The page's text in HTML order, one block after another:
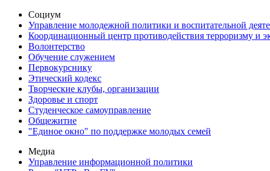
Социум
Управление молодежной политики и воспитательной
Координационный центр противодействия терроризму и
Волонтерство
Обучение служением
Первокурснику
Этический кодекс
Творческие клубы, организации
Здоровье и спорт
Студенческое самоуправление
Общежитие
"Единое окно" по поддержке молодых семей
Медиа
Управление информационной политики